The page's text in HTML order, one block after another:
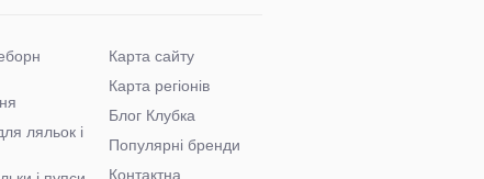
ляльок і
Карта сайту
Карта регіонів
Блог Клубка
Популярні бренди
Контактна